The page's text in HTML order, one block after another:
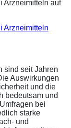
Arzneimitteln
sind seit Jahren
Auswirkungen
und die
bedeutsam und
bei
starke
und